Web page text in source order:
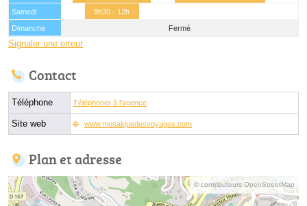
Samedi
9h30 - 12h
Dimanche
Fermé
Signaler une erreur
Contact
Téléphone Téléphoner à l'agence
Site web www.mosaiquedesvoyages.com
Plan et adresse
© contributeurs OpenStreetMap